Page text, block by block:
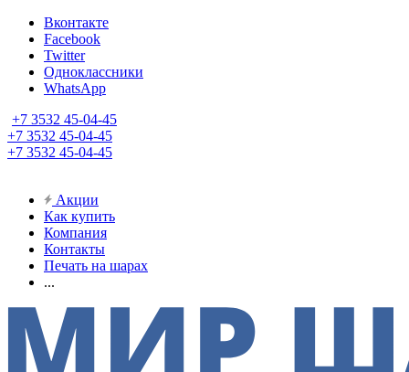
Вконтакте
Facebook
Twitter
Одноклассники
WhatsApp
+7 3532 45-04-45
+7 3532 45-04-45
+7 3532 45-04-45
Акции
Как купить
Компания
Контакты
Печать на шарах
...